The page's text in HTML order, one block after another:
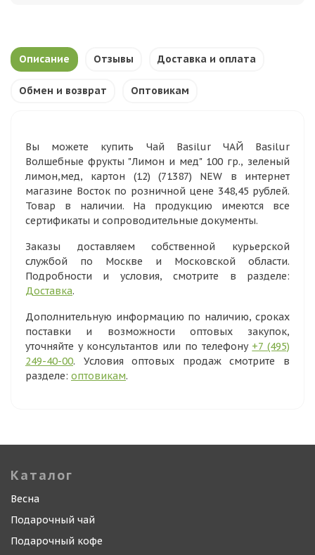
Описание Отзывы Доставка и оплата
Обмен и возврат Оптовикам
Вы можете купить Чай Basilur ЧАЙ Basilur
Волшебные фрукты "Лимон и мед" 100 гр., зеленый
лимон,мед, картон (12) (71387) NEW в интернет
магазине Восток по розничной цене 348,45 рублей.
Товар в наличии. На продукцию имеются все
сертификаты и сопроводительные документы.
Заказы доставляем собственной курьерской
службой по Москве и Московской области.
Подробности и условия, смотрите в разделе:
Доставка.
Дополнительную информацию по наличию, сроках
поставки и возможности оптовых закупок,
уточняйте у консультантов или по телефону +7 (495)
249-40-00. Условия оптовых продаж смотрите в
разделе: оптовикам.
Каталог
Весна
Подарочный чай
Подарочный кофе